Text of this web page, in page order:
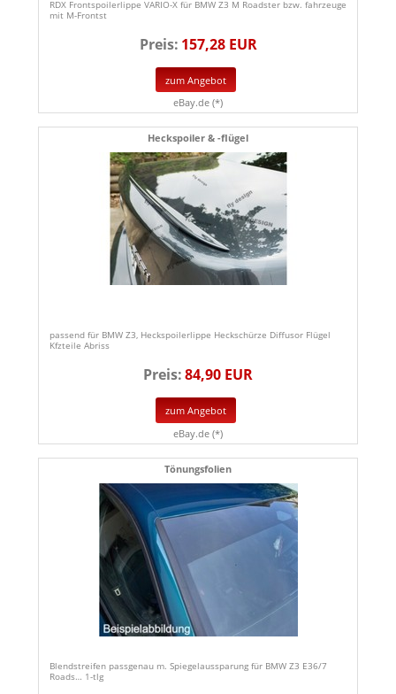
RDX Frontspoilerlippe VARIO-X für BMW Z3 M Roadster bzw. fahrzeuge
mit M-Frontst
Preis: 157,28 EUR
zum Angebot
eBay.de (*)
Heckspoiler & -flügel
passend für BMW Z3, Heckspoilerlippe Heckschürze Diffusor Flügel
Kfzteile Abriss
Preis:84,90 EUR
zum Angebot
eBay.de (*)
Tönungsfolien
Blendstreifen passgenau m. Spiegelaussparung für BMW Z3 E36/7
Roads… 1-tlg